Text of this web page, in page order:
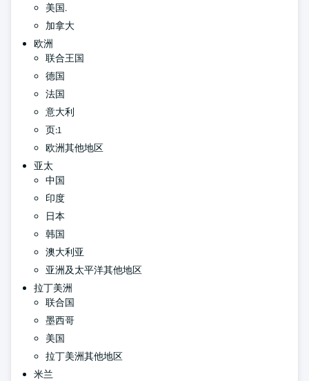
美国.
加拿大
欧洲
联合王国
德国
法国
意大利
页:1
欧洲其他地区
亚太
中国
印度
日本
韩国
澳大利亚
亚洲及太平洋其他地区
拉丁美洲
联合国
墨西哥
美国
拉丁美洲其他地区
米兰